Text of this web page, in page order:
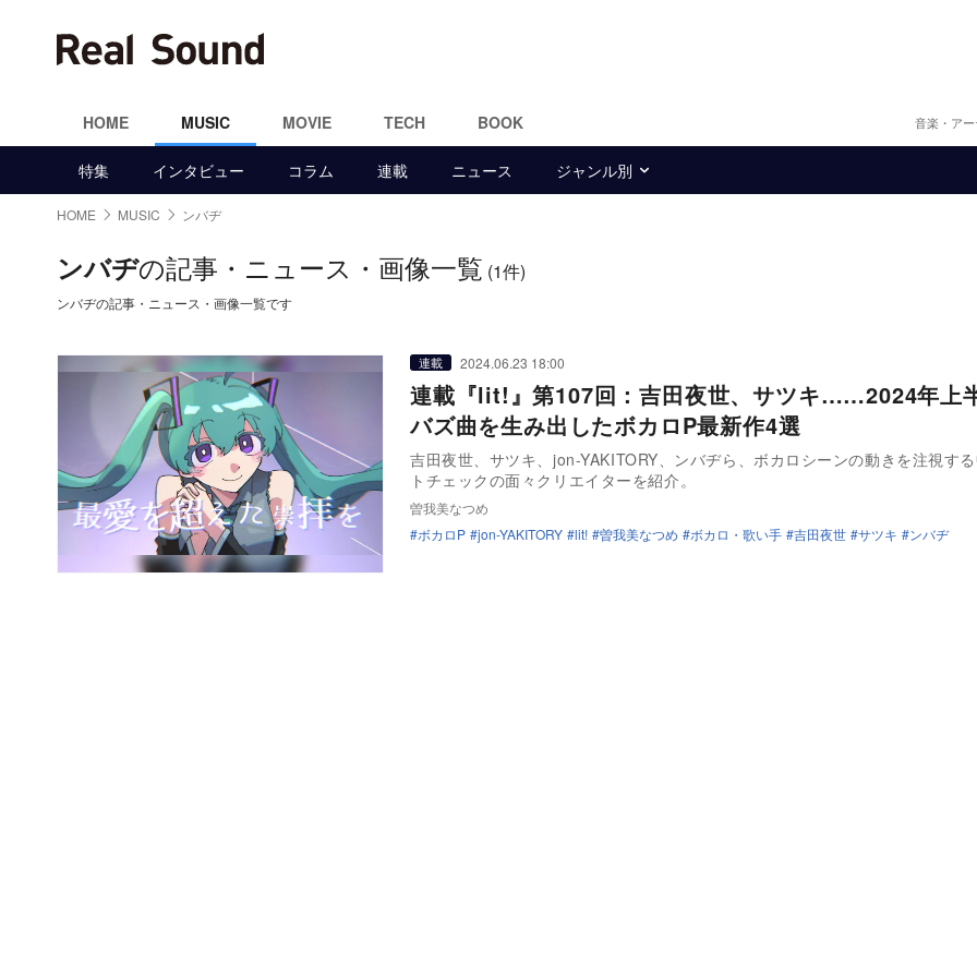
HOME MUSIC MOVIE TECH BOOK 音楽・ア
特集 インタビュー コラム 連載 ニュース ジャンル別
HOME MUSIC ンバヂ
ンバヂの記事・ニュース・画像一覧 (1件)
ンバヂの記事・ニュース・画像一覧です
連載 2024.06.23 18:00
連載『lit!』第107回：吉田夜世、サツキ……2024年上
バズ曲を生み出したボカロP最新作4選
吉田夜世、サツキ、jon-YAKITORY、ンバヂら、ボカロシーンの動きを注視す
トチェックの面々クリエイターを紹介。
曽我美なつめ
ボカロP
jon-YAKITORY lit! 曽我美なつめ ボカロ・歌い手 吉田夜世 サツキ ンバヂ